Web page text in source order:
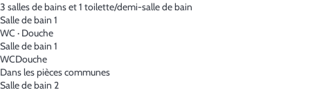
3 salles de bains et 1 toilette/demi-salle de bain
Salle de bain 1
WC · Douche
Salle de bain 1
WCDouche
Dans les pièces communes
Salle de bain 2